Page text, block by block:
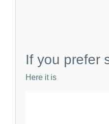
If you prefer
Here it is